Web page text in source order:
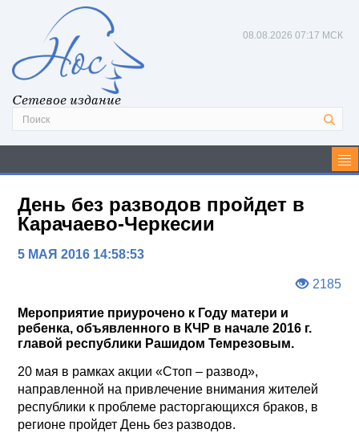
Сетевое издание
08.08.2026 07:17 МСК
День без разводов пройдет в
Карачаево-Черкесии
5 МАЯ 2016 14:58:53
2185
Мероприятие приурочено к Году матери и
ребенка, объявленного в КЧР в начале 2016 г.
главой республики Рашидом Темрезовым.
20 мая в рамках акции «Стоп – развод»,
направленной на привлечение внимания жителей
республики к проблеме расторгающихся браков, в
регионе пройдет День без разводов.